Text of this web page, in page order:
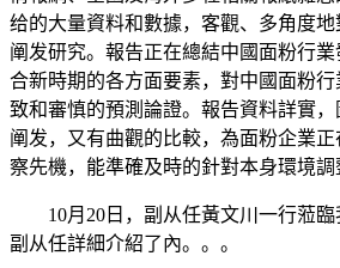
给的大量資料和數據，客觀、多角度
阐发研究。報告正在總結中國面粉行
合新時期的各方面要素，對中國面粉
致和審慎的預測論證。報告資料詳實
阐发，又有曲觀的比較，為面粉企業
察先機，能準確及時的針對本身環境調
10月20日，副从任黃文川一行蒞臨
副从任詳細介紹了內。。。